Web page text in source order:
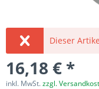
Dieser
16,18 € *
inkl. MwSt.zzgl.